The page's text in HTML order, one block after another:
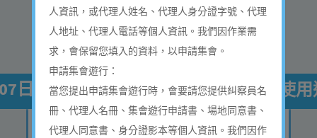
日 - 已核准集會 / 已核准臨時使
人資訊，或代理人姓名、代理人身分證字號、代理
人地址、代理人電話等個人資訊。我們因作業需
求，會保留您填入的資料，以申請集會。
申請集會遊行：
當您提出申請集會遊行時，會要請您提供糾察員名
冊、代理人名冊、集會遊行申請書、場地同意書、
代理人同意書、身分證影本等個人資訊。我們因作